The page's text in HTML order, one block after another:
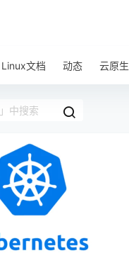
Linux文档 动态 云原生